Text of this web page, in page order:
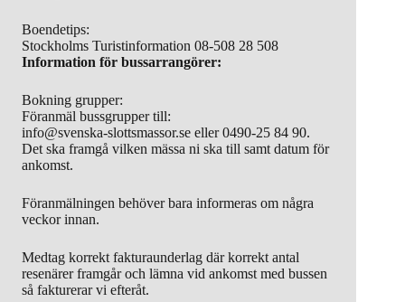
Boendetips:
Stockholms Turistinformation 08-508 28 508
Information för bussarrangörer:
Bokning grupper:
Föranmäl bussgrupper till:
info@svenska-slottsmassor.se eller 0490-25 84 90.
Det ska framgå vilken mässa ni ska till samt datum för
ankomst.
Föranmälningen behöver bara informeras om några
veckor innan.
Medtag korrekt fakturaunderlag där korrekt antal
resenärer framgår och lämna vid ankomst med bussen
så fakturerar vi efteråt.